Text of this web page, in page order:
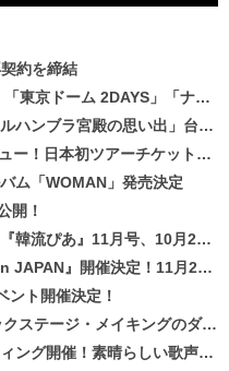
約を締結
」「京セラドーム1DAY」2019年ドームツアー開催決定！！
宮殿の思い出」台本読み現場を公開
アーチケットが早くもプレミア化！？
ム「WOMAN」発売決定
開！
』11月号、10月22日（月）発売！
！11月21、22日にパシフィコ横浜にて実施
ント開催決定！
イキングのダイジェスト映像が公開！
素晴らしい歌声に癒される贅沢な時間